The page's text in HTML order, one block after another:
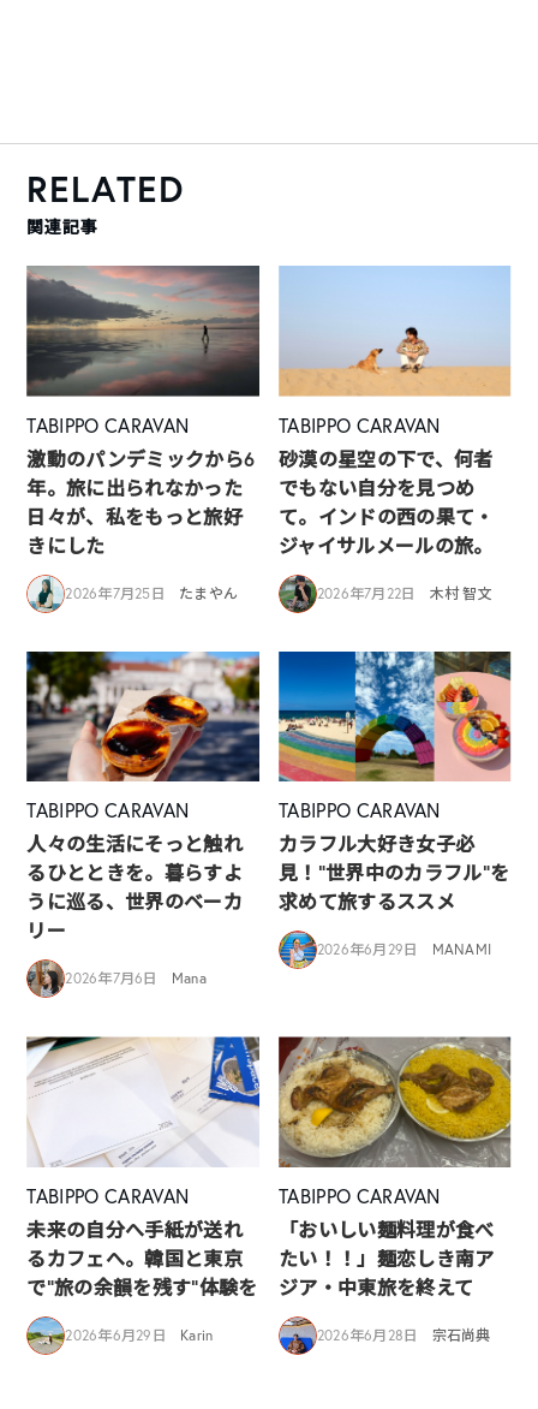
RELATED
関連記事
TABIPPO CARAVAN
激動のパンデミックから6
年。旅に出られなかった
日々が、私をもっと旅好
きにした
2026年7月25日 たまやん
TABIPPO CARAVAN
砂漠の星空の下で、何者
でもない自分を見つめ
て。インドの西の果て・
ジャイサルメールの旅。
2026年7月22日 木村 智文
TABIPPO CARAVAN
人々の生活にそっと触れ
るひとときを。暮らすよ
うに巡る、世界のベーカ
リー
2026年7月6日 Mana
TABIPPO CARAVAN
カラフル大好き女子必
見！”世界中のカラフル”を
求めて旅するススメ
2026年6月29日 MANAMI
TABIPPO CARAVAN
未来の自分へ手紙が送れ
るカフェへ。韓国と東京
で“旅の余韻を残す”体験を
2026年6月29日 Karin
TABIPPO CARAVAN
「おいしい麺料理が食べ
たい！！」麺恋しき南ア
ジア・中東旅を終えて
2026年6月28日 宗石尚典